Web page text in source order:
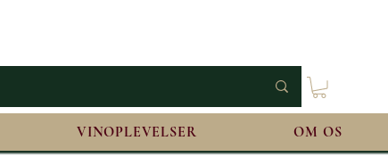
VINOPLEVELSER OM OS